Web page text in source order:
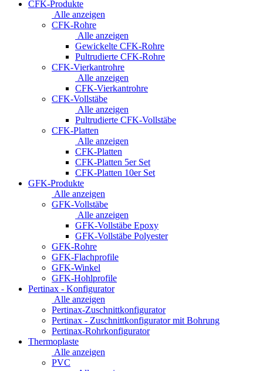
CFK-Produkte
Alle anzeigen
CFK-Rohre
Alle anzeigen
Gewickelte CFK-Rohre
Pultrudierte CFK-Rohre
CFK-Vierkantrohre
Alle anzeigen
CFK-Vierkantrohre
CFK-Vollstäbe
Alle anzeigen
Pultrudierte CFK-Vollstäbe
CFK-Platten
Alle anzeigen
CFK-Platten
CFK-Platten 5er Set
CFK-Platten 10er Set
GFK-Produkte
Alle anzeigen
GFK-Vollstäbe
Alle anzeigen
GFK-Vollstäbe Epoxy
GFK-Vollstäbe Polyester
GFK-Rohre
GFK-Flachprofile
GFK-Winkel
GFK-Hohlprofile
Pertinax - Konfigurator
Alle anzeigen
Pertinax-Zuschnittkonfigurator
Pertinax - Zuschnittkonfigurator mit Bohrung
Pertinax-Rohrkonfigurator
Thermoplaste
Alle anzeigen
PVC